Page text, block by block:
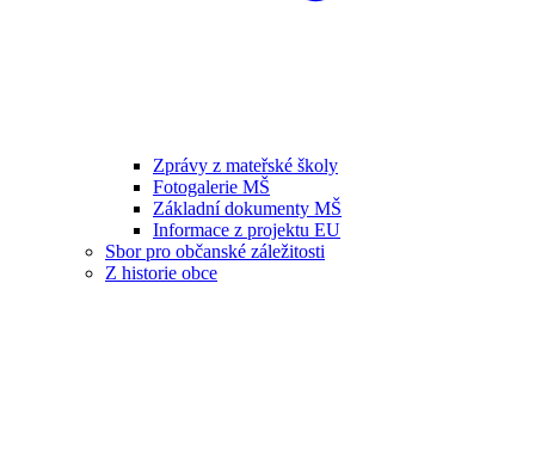
Zprávy z mateřské školy
Fotogalerie MŠ
Základní dokumenty MŠ
Informace z projektu EU
Sbor pro občanské záležitosti
Z historie obce